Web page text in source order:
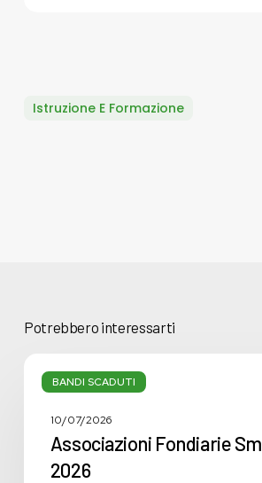
Istruzione E Formazione
Potrebbero interessarti
BANDI SCADUTI
Fondiarie
2026
10/07/2026
Associazioni Fondiarie
2026